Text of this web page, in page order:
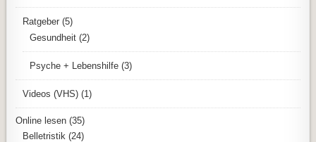
Ratgeber (5)
Gesundheit (2)
Psyche + Lebenshilfe (3)
Videos (VHS) (1)
Online lesen (35)
Belletristik (24)